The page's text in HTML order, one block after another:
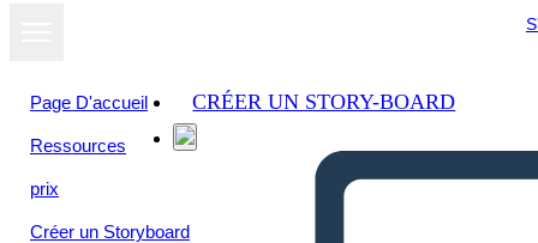
Page D'accueil
Ressources
prix
Créer un Storyboard
CRÉER UN STORY-BOARD